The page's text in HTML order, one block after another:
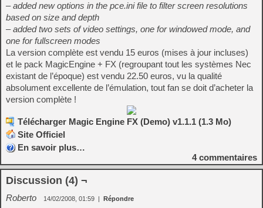
– added new options in the pce.ini file to filter screen resolutions
based on size and depth
– added two sets of video settings, one for windowed mode, and
one for fullscreen modes
La version complète est vendu 15 euros (mises à jour incluses)
et le pack MagicEngine + FX (regroupant tout les systèmes Nec
existant de l’époque) est vendu 22.50 euros, vu la qualité
absolument excellente de l’émulation, tout fan se doit d’acheter la
version complète !
Télécharger Magic Engine FX (Demo) v1.1.1 (1.3 Mo)
Site Officiel
En savoir plus…
4commentaires
Discussion (4) ¬
Roberto 14/02/2008, 01:59 | Répondre